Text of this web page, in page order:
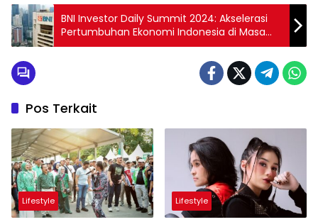
BNI Investor Daily Summit 2024: Akselerasi
Pertumbuhan Ekonomi Indonesia di Masa
Transisi
Pos Terkait
Lifestyle Lifestyle